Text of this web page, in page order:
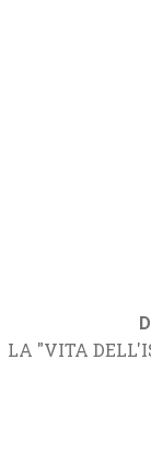
LA "VITA